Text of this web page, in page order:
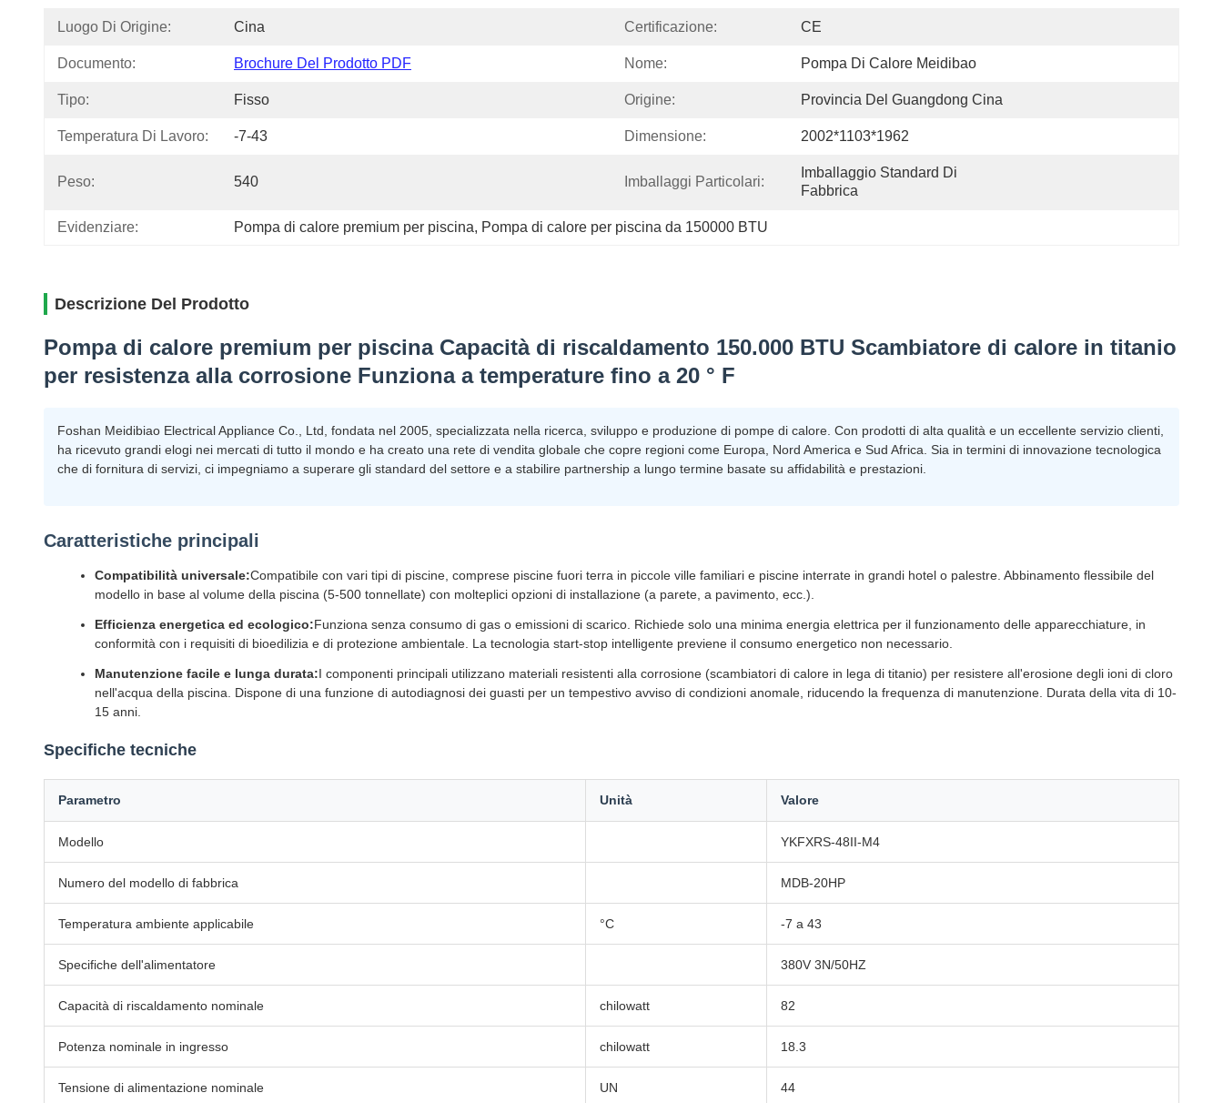
Luogo Di Origine: Cina Certificazione: CE
Documento: Brochure Del Prodotto PDF Nome: Pompa Di Calore Meidibao
Tipo: Fisso Origine: Provincia Del Guangdong Cina
Temperatura Di Lavoro: -7-43 Dimensione: 2002*1103*1962
Peso: 540 Imballaggi Particolari:
Imballaggio Standard Di
Fabbrica
Evidenziare: Pompa di calore premium per piscina, Pompa di calore per piscina da 150000 BTU
Descrizione Del Prodotto
Pompa di calore premium per piscina Capacità di riscaldamento 150.000 BTU Scambiatore di calore in titanio
per resistenza alla corrosione Funziona a temperature fino a 20 ° F
Foshan Meidibiao Electrical Appliance Co., Ltd, fondata nel 2005, specializzata nella ricerca, sviluppo e produzione di pompe di calore. Con prodotti di alta qualità e un eccellente servizio clienti,
ha ricevuto grandi elogi nei mercati di tutto il mondo e ha creato una rete di vendita globale che copre regioni come Europa, Nord America e Sud Africa. Sia in termini di innovazione tecnologica
che di fornitura di servizi, ci impegniamo a superare gli standard del settore e a stabilire partnership a lungo termine basate su affidabilità e prestazioni.
Caratteristiche principali
Compatibilità universale:Compatibile con vari tipi di piscine, comprese piscine fuori terra in piccole ville familiari e piscine interrate in grandi hotel o palestre. Abbinamento flessibile del
modello in base al volume della piscina (5-500 tonnellate) con molteplici opzioni di installazione (a parete, a pavimento, ecc.).
Efficienza energetica ed ecologico:Funziona senza consumo di gas o emissioni di scarico. Richiede solo una minima energia elettrica per il funzionamento delle apparecchiature, in
conformità con i requisiti di bioedilizia e di protezione ambientale. La tecnologia start-stop intelligente previene il consumo energetico non necessario.
Manutenzione facile e lunga durata:I componenti principali utilizzano materiali resistenti alla corrosione (scambiatori di calore in lega di titanio) per resistere all'erosione degli ioni di cloro
nell'acqua della piscina. Dispone di una funzione di autodiagnosi dei guasti per un tempestivo avviso di condizioni anomale, riducendo la frequenza di manutenzione. Durata della vita di 10-
15 anni.
Specifiche tecniche
Parametro Unità Valore
Modello YKFXRS-48II-M4
Numero del modello di fabbrica MDB-20HP
Temperatura ambiente applicabile °C -7 a 43
Specifiche dell'alimentatore 380V 3N/50HZ
Capacità di riscaldamento nominale chilowatt 82
Potenza nominale in ingresso chilowatt 18.3
Tensione di alimentazione nominale UN 44